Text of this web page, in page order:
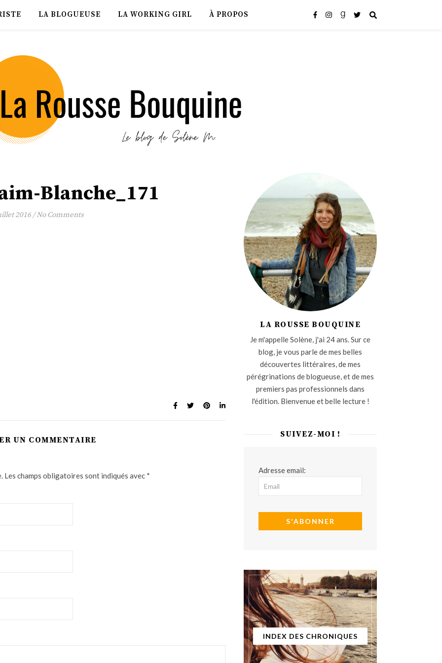
LA BLOGUEUSE LA WORKING GIRL À PROPOS
Blanche_171
2016/ No Comments
UN COMMENTAIRE
Les champs obligatoires sont indiqués avec *
LA ROUSSE BOUQUINE
Je m'appelle Solène, j'ai 24 ans. Sur ce
blog, je vous parle de mes belles
découvertes littéraires, de mes
pérégrinations de blogueuse, et de mes
premiers pas professionnels dans
l'édition. Bienvenue et belle lecture !
SUIVEZ-MOI !
Adresse email:
INDEX DES CHRONIQUES